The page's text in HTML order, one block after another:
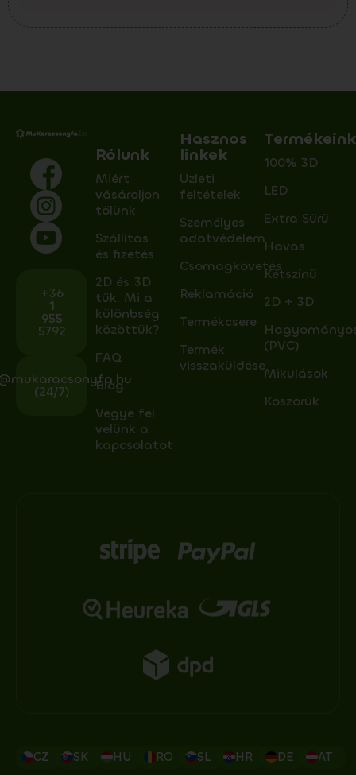
+36
1
955
5792
(24/7)
Rólunk
Miért
vásároljon
tőlünk
Szállítas
és fizetés
2D és 3D
tűk. Mi a
különbség
közöttük?
FAQ
Blog
Vegye fel
velünk a
kapcsolatot
Hasznos
linkek
Üzleti
feltételek
Személyes
adatvédelem
Csomagkövetés
Reklamáció
Termékcsere
Termék
visszaküldése
100% 3D
LED
Extra Sűrű
Havas
Kétszínű
2D + 3D
(PVC)
Mikulások
Koszorúk
CZ SK HU RO SL HR DE AT